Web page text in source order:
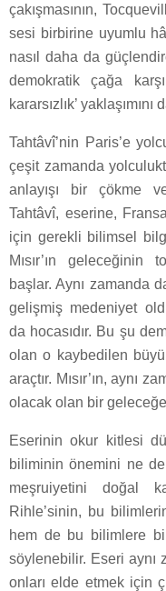
çakışmasının,
sesi birbirine uyumlu
nasıl daha da
demokratik çağa
kararsızlık’
Tahtâvî’nin Paris’e
çeşit zamanda
anlayışı bir çökme
Tahtâvî, eserine,
için gerekli bilimsel
Mısır’ın geleceğinin
başlar. Aynı zamanda
gelişmiş medeniyet
da hocasıdır. Bu şu
olan o kaybedilen
araçtır. Mısır’ın, aynı
olacak olan bir
Eserinin okur kitlesi
biliminin önemini ne
meşruiyetini doğal
Rihle’sinin, bu
hem de bu bilimlere
söylenebilir. Eseri aynı
onları elde etmek için